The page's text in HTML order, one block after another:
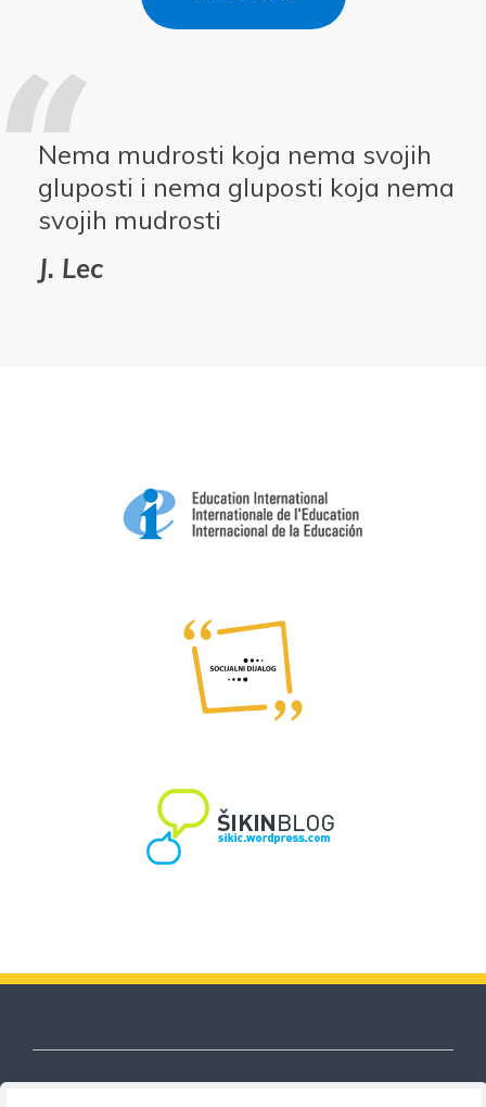
Nema mudrosti koja nema svojih
gluposti i nema gluposti koja nema
svojih mudrosti
J. Lec